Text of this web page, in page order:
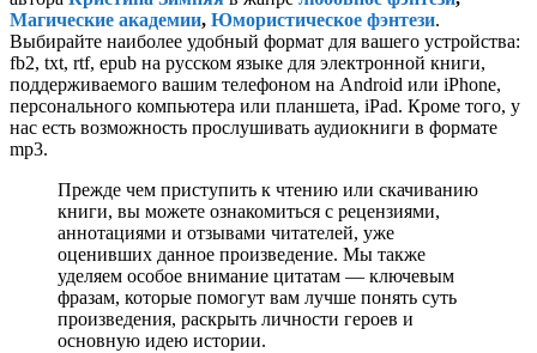
Магические академии, Юмористическое фэнтези.
Выбирайте наиболее удобный формат для вашего устройства:
fb2, txt, rtf, epub на русском языке для электронной книги,
поддерживаемого вашим телефоном на Android или iPhone,
персонального компьютера или планшета, iPad. Кроме того, у
нас есть возможность прослушивать аудиокниги в формате
mp3.
Прежде чем приступить к чтению или скачиванию
книги, вы можете ознакомиться с рецензиями,
аннотациями и отзывами читателей, уже
оценивших данное произведение. Мы также
уделяем особое внимание цитатам — ключевым
фразам, которые помогут вам лучше понять суть
произведения, раскрыть личности героев и
основную идею истории.